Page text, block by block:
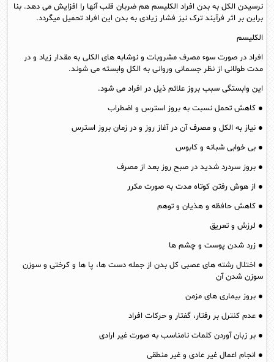
نرسیدن الکل به بدن افراد الکلیسم هم ضربان قلب آنها را افزایش می دهد. بنا
براین بر اثر فرآیند ترک نیز فشار زیادی به بدن این افراد تحمیل میگردد.
الکلیسم
افراد در صورت سوء مصرف مشروبات و نوشابه های الکلی به مقدار زیاد و در
مدت طولانی از نظر جسمانی وروانی به الکل وابسته می شوند.
این وابستگی سبب بروز علائم ذیل در افراد می شود.
● کاهش تحمل نسبت به بروز استرس و اضطراب
● نیاز به الکل و مصرف آن در آغاز روز و در زمان بروز استرس
● بی‌ خوابی‌ شبانه و کابوس
● بروز سردرد شدید در صبح روز بعد از مصرف
● از هوش رفتن کوتاه مدت به صورت مکرر
● کاهش حافظه و هذیان و توهم
● لرزش و تعریق
● زرد شدن پوست و چشم ها
● اختلال رشته های عصبی کل بدن از جمله دست ها، پا ها و کرختی و سوزن
سوزن شدن آن
● بروز بیماری های مزمن
● عدم کنترل بر رفتار، گفتار و حرکات افراد
● بر زبان آوردن کلمات نامناسب به صورت غیر ارادی
● انجام اعمال غیر عادی و غیر منطقی